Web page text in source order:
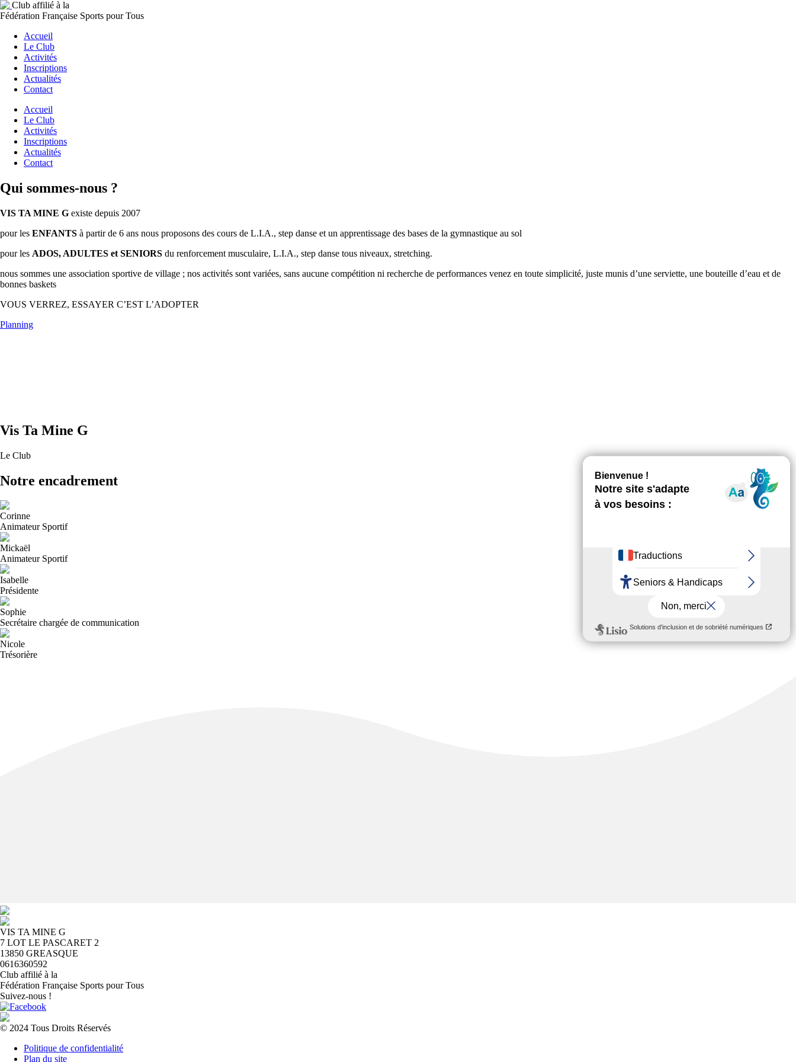
Club affilié à la
Fédération Française Sports pour Tous
Accueil
Le Club
Activités
Inscriptions
Actualités
Contact
Accueil
Le Club
Activités
Inscriptions
Actualités
Contact
Qui sommes-nous ?
VIS TA MINE G existe depuis 2007
pour les ENFANTS à partir de 6 ans nous proposons des cours de L.I.A., step danse et un apprentissage des bases de la gymnastique au sol
pour les ADOS, ADULTES et SENIORS du renforcement musculaire, L.I.A., step danse tous niveaux, stretching.
nous sommes une association sportive de village ; nos activités sont variées, sans aucune compétition ni recherche de performances venez en toute simplicité, juste munis d’une serviette, une bouteille d’eau et de
bonnes baskets
VOUS VERREZ, ESSAYER C’EST L’ADOPTER
Planning
Vis Ta Mine G
Le Club
Notre encadrement
Corinne
Animateur Sportif
Mickaël
Animateur Sportif
Isabelle
Présidente
Sophie
Secrétaire chargée de communication
Nicole
Trésorière
VIS TA MINE G
7 LOT LE PASCARET 2
13850 GREASQUE
0616360592
Club affilié à la
Fédération Française Sports pour Tous
Suivez-nous !
© 2024 Tous Droits Réservés
Politique de confidentialité
Plan du site